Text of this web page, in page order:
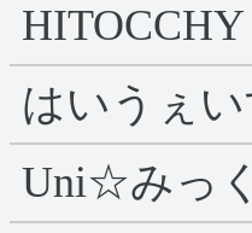
はいうぇ
Uni☆みっ